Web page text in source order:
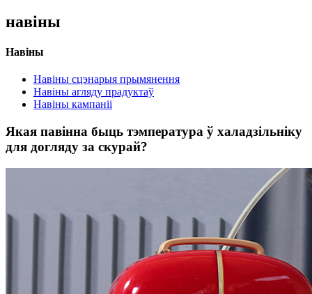
навіны
Навіны
Навіны сцэнарыя прымянення
Навіны агляду прадуктаў
Навіны кампаніі
Якая павінна быць тэмпература ў халадзільніку
для догляду за скурай?